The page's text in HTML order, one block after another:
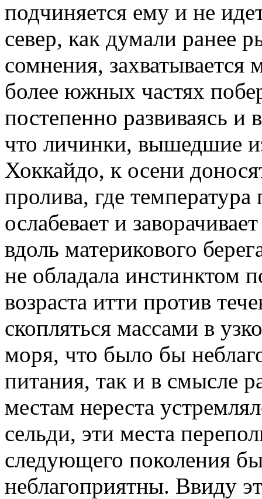
подчиняется ему и не
север, как думали ранее
сомнения,
более южных частях
постепенно развиваясь и
что личинки, вышедшие
Хоккайдо, к осени
пролива, где температура
ослабевает и
вдоль материкового
не обладала инстинктом
возраста итти против
скопляться массами в
моря, что было бы
питания, так и в смысле
местам нереста
сельди, эти места
следующего поколения
неблагоприятны. Ввиду